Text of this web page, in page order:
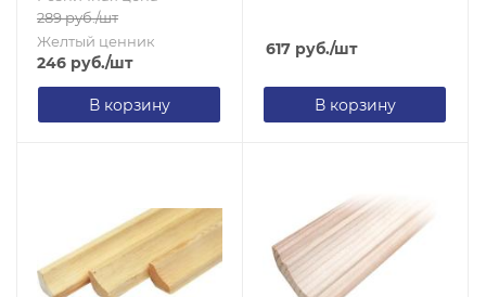
289руб./шт
Желтый ценник
246 руб./шт
В корзину
617 руб./шт
В корзину